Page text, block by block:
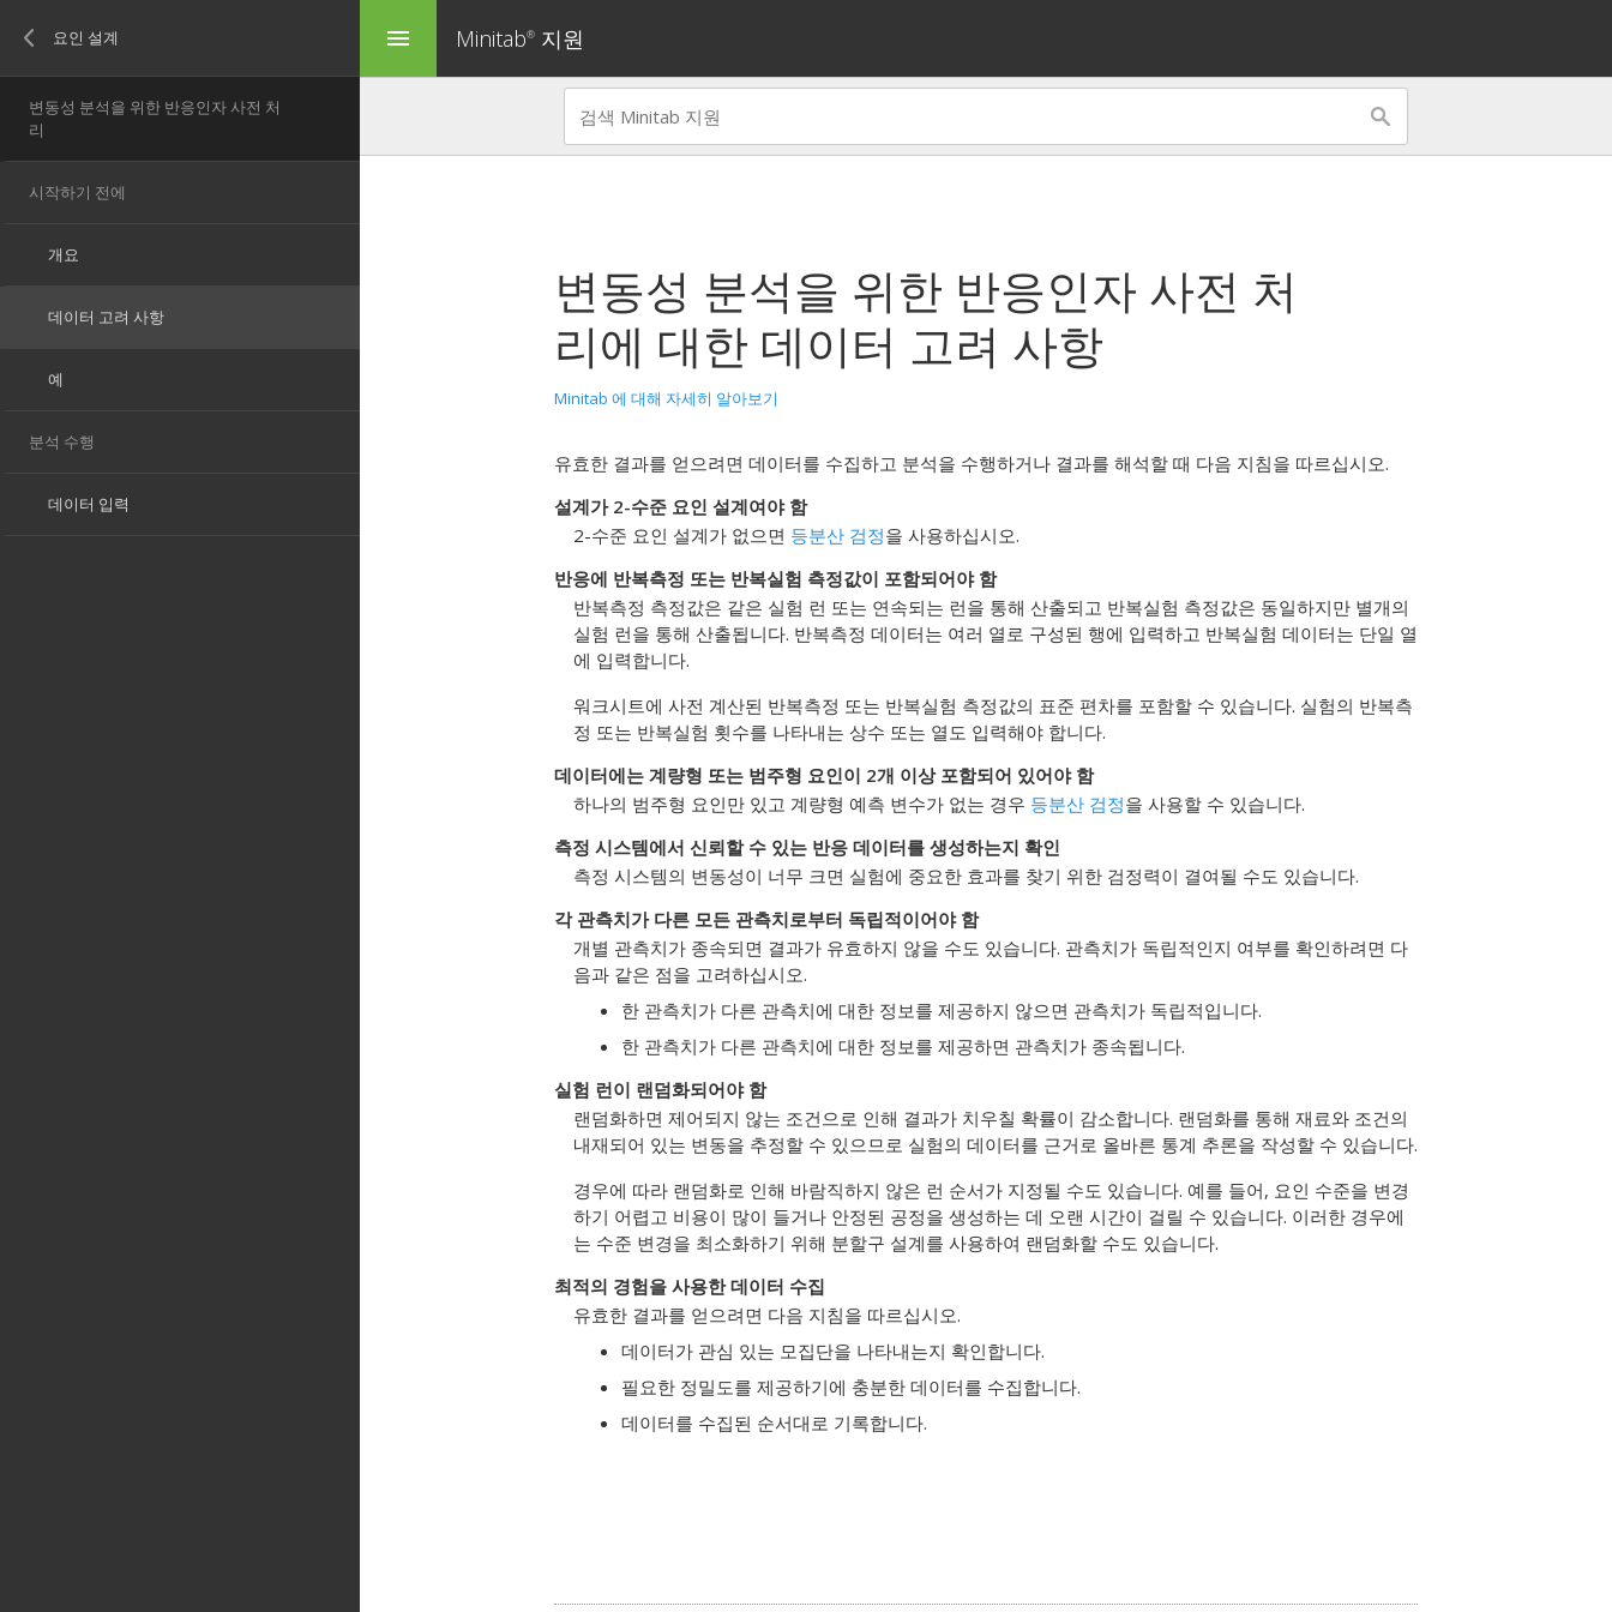
menu Minitab® 지원
변동성 분석을 위한 반응인자 사전 처
리에 대한 데이터 고려 사항
Minitab 에 대해 자세히 알아보기
유효한 결과를 얻으려면 데이터를 수집하고 분석을 수행하거나 결과를 해석할 때 다음 지침을 따르십시오.
설계가 2-수준 요인 설계여야 함
2-수준 요인 설계가 없으면 등분산 검정을 사용하십시오.
반응에 반복측정 또는 반복실험 측정값이 포함되어야 함
반복측정 측정값은 같은 실험 런 또는 연속되는 런을 통해 산출되고 반복실험 측정값은 동일하지만 별개의
실험 런을 통해 산출됩니다. 반복측정 데이터는 여러 열로 구성된 행에 입력하고 반복실험 데이터는 단일 열
에 입력합니다.
워크시트에 사전 계산된 반복측정 또는 반복실험 측정값의 표준 편차를 포함할 수 있습니다. 실험의 반복측
정 또는 반복실험 횟수를 나타내는 상수 또는 열도 입력해야 합니다.
데이터에는 계량형 또는 범주형 요인이 2개 이상 포함되어 있어야 함
하나의 범주형 요인만 있고 계량형 예측 변수가 없는 경우 등분산 검정을 사용할 수 있습니다.
측정 시스템에서 신뢰할 수 있는 반응 데이터를 생성하는지 확인
측정 시스템의 변동성이 너무 크면 실험에 중요한 효과를 찾기 위한 검정력이 결여될 수도 있습니다.
각 관측치가 다른 모든 관측치로부터 독립적이어야 함
개별 관측치가 종속되면 결과가 유효하지 않을 수도 있습니다. 관측치가 독립적인지 여부를 확인하려면 다
음과 같은 점을 고려하십시오.
한 관측치가 다른 관측치에 대한 정보를 제공하지 않으면 관측치가 독립적입니다.
한 관측치가 다른 관측치에 대한 정보를 제공하면 관측치가 종속됩니다.
실험 런이 랜덤화되어야 함
랜덤화하면 제어되지 않는 조건으로 인해 결과가 치우칠 확률이 감소합니다. 랜덤화를 통해 재료와 조건의
내재되어 있는 변동을 추정할 수 있으므로 실험의 데이터를 근거로 올바른 통계 추론을 작성할 수 있습니다.
경우에 따라 랜덤화로 인해 바람직하지 않은 런 순서가 지정될 수도 있습니다. 예를 들어, 요인 수준을 변경
하기 어렵고 비용이 많이 들거나 안정된 공정을 생성하는 데 오랜 시간이 걸릴 수 있습니다. 이러한 경우에
는 수준 변경을 최소화하기 위해 분할구 설계를 사용하여 랜덤화할 수도 있습니다.
최적의 경험을 사용한 데이터 수집
유효한 결과를 얻으려면 다음 지침을 따르십시오.
데이터가 관심 있는 모집단을 나타내는지 확인합니다.
필요한 정밀도를 제공하기에 충분한 데이터를 수집합니다.
데이터를 수집된 순서대로 기록합니다.